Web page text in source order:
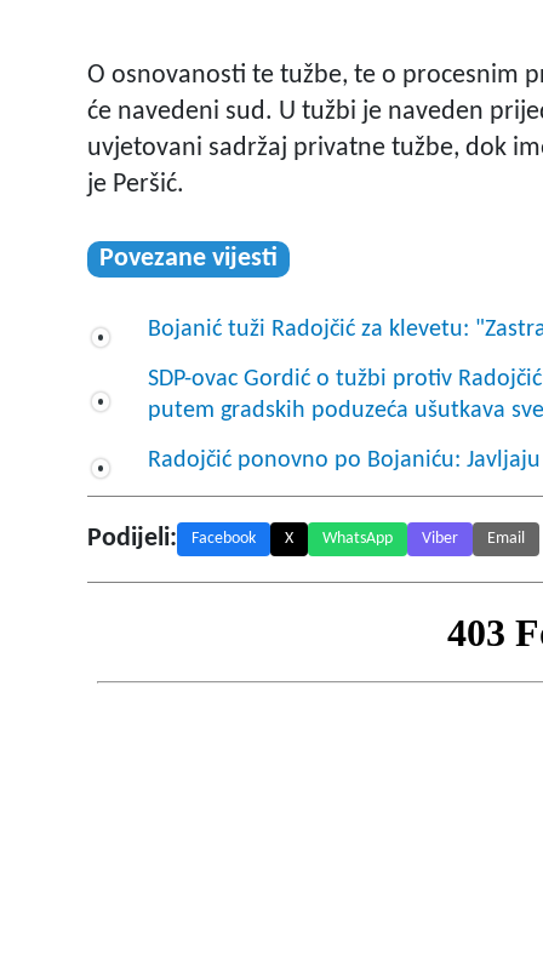
O osnovanosti te tužbe, te o procesnim
će navedeni sud. U tužbi je naveden
uvjetovani sadržaj privatne tužbe, dok
je Peršić.
Povezane vijesti
Bojanić tuži Radojčić za klevetu:
SDP-ovac Gordić o tužbi protiv
putem gradskih poduzeća ušutkava
Radojčić ponovno po Bojaniću:
Podijeli: Facebook X WhatsApp Viber Email